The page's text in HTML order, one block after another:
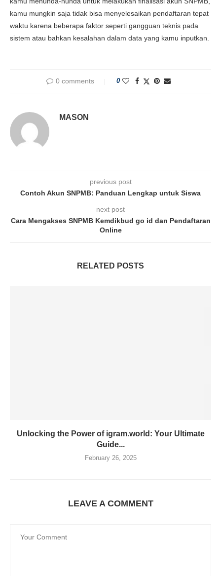
kamu mungkin saja tidak bisa menyelesaikan pendaftaran tepat
waktu karena beberapa faktor seperti gangguan teknis pada
sistem atau bahkan kesalahan dalam data yang kamu inputkan.
0 comments 0
MASON
previous post
Contoh Akun SNPMB: Panduan Lengkap untuk Siswa
next post
Cara Mengakses SNPMB Kemdikbud go id dan Pendaftaran
Online
RELATED POSTS
Unlocking the Power of igram.world: Your Ultimate
Guide...
February 26, 2025
LEAVE A COMMENT